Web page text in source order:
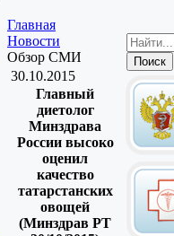
Главная
Новости
Обзор СМИ
30.10.2015
Главный
диетолог
Минздрава
России высоко
оценил
качество
татарстанских
овощей
(Минздрав РТ